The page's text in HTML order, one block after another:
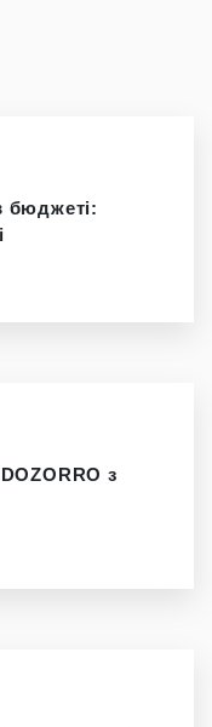
бюджеті:
з